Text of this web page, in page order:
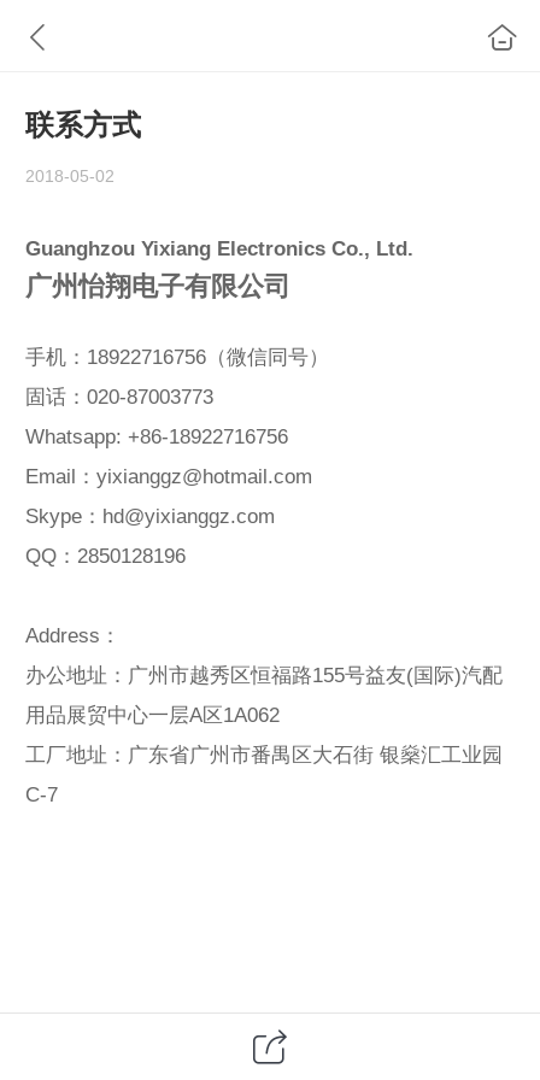
联系方式
2018-05-02
Guanghzou Yixiang Electronics Co., Ltd.
广州怡翔电子有限公司
手机：18922716756（微信同号）
固话：020-87003773
Whatsapp: +86-18922716756
Email：yixianggz@hotmail.com
Skype：hd@yixianggz.com
QQ：2850128196
Address：
办公地址：广州市越秀区恒福路155号益友(国际)汽配
用品展贸中心一层A区1A062
工厂地址：广东省广州市番禺区大石街 银燊汇工业园
C-7